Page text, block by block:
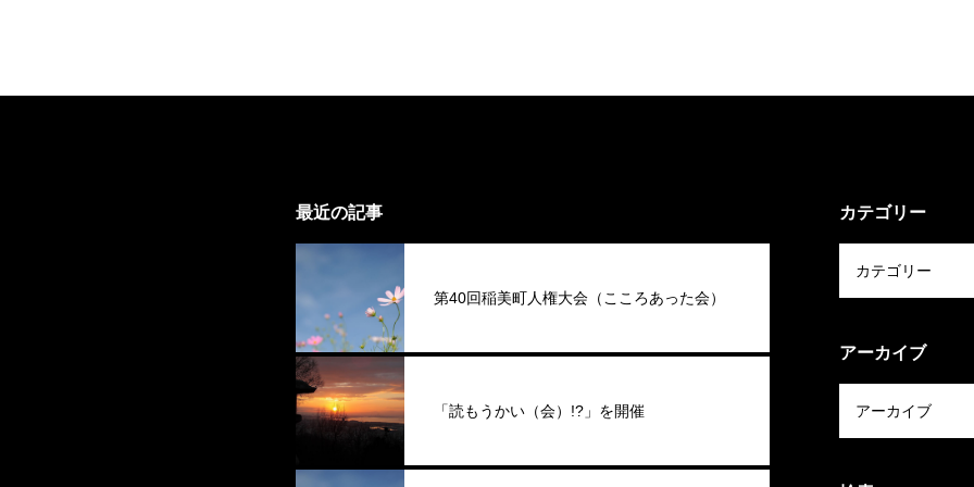
最近の記事
第40回稲美町人権大会（こころあった会）
「読もうかい（会）!?」を開催
カテゴリー
アーカイブ